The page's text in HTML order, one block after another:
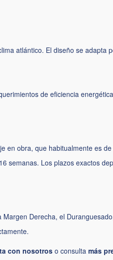
atlántico. El diseño se adapta
de eficiencia
en obra, que habitualmente es
semanas. Los plazos exactos
Derecha, el
con nosotros o consulta más